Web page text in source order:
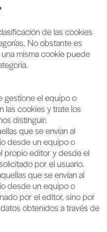
de las cookies
No obstante es
misma cookie puede
gestione el equipo o
las cookies y trate los
distinguir:
que se envían al
desde un equipo o
propio editor y desde el
por el usuario.
que se envían al
desde un equipo o
por el editor, sino por
obtenidos a través de